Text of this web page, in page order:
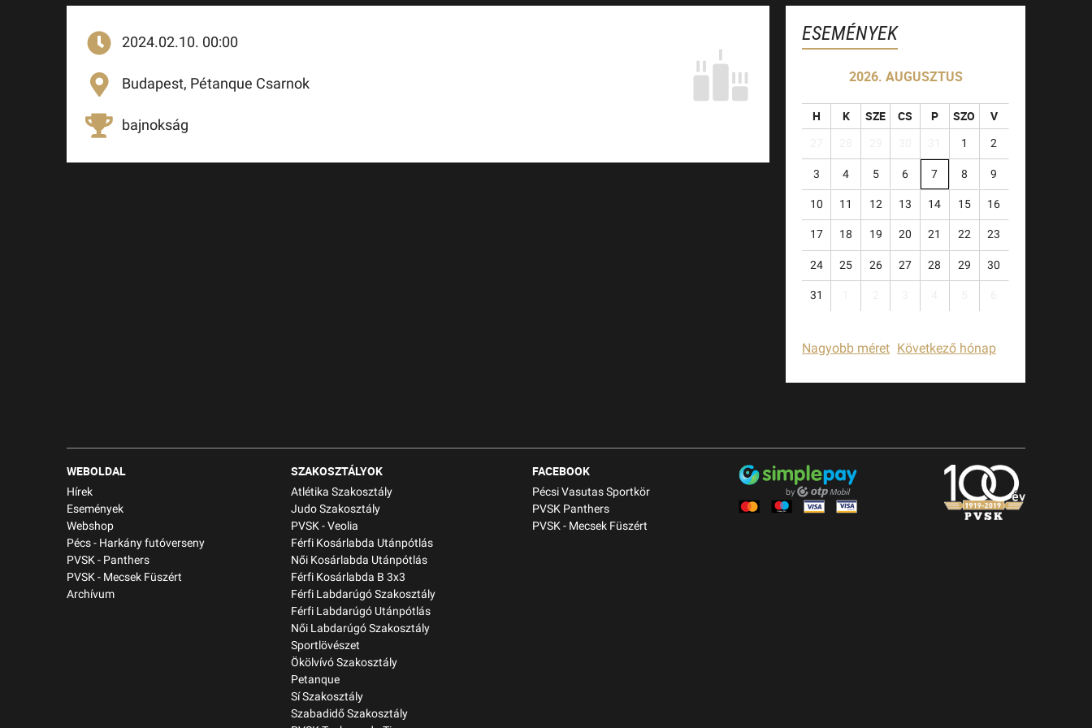
2024.02.10. 00:00
Budapest, Pétanque Csarnok
bajnokság
ESEMÉNYEK
2026. AUGUSZTUS
H K SZE CS P SZO V
1 2
3 4 5 6 7 8 9
10 11 12 13 14 15 16
17 18 19 20 21 22 23
24 25 26 27 28 29 30
31
Nagyobb méret Következő hónap
WEBOLDAL
Hírek
Események
Webshop
Pécs - Harkány futóverseny
PVSK - Panthers
PVSK - Mecsek Füszért
Archívum
SZAKOSZTÁLYOK
Atlétika Szakosztály
Judo Szakosztály
PVSK - Veolia
Férfi Kosárlabda Utánpótlás
Női Kosárlabda Utánpótlás
Férfi Kosárlabda B 3x3
Férfi Labdarúgó Szakosztály
Férfi Labdarúgó Utánpótlás
Női Labdarúgó Szakosztály
Sportlövészet
Ökölvívó Szakosztály
Petanque
Sí Szakosztály
Szabadidő Szakosztály
FACEBOOK
Pécsi Vasutas Sportkör
PVSK Panthers
PVSK - Mecsek Füszért